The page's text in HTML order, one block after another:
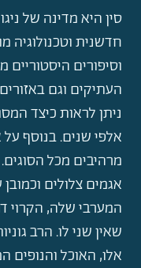
סין היא מדינה של
חדשנית וטכנולוגיה
וסיפורים
העתיקים וגם
ניתן לראות כיצד
אלפי שנים. בנוסף
מרהיבים מכל
אגמים צלולים
המערבי שלה, הקרוי
שאין שני לו. הרב
אלו, האוכל